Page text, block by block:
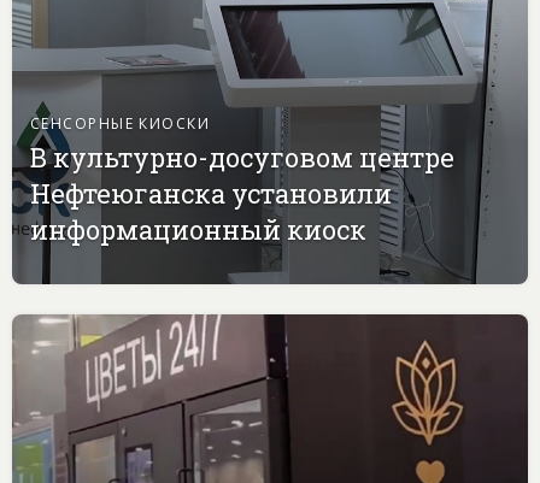
СЕНСОРНЫЕ КИОСКИ
В культурно-досуговом центре
Нефтеюганска установили
информационный киоск